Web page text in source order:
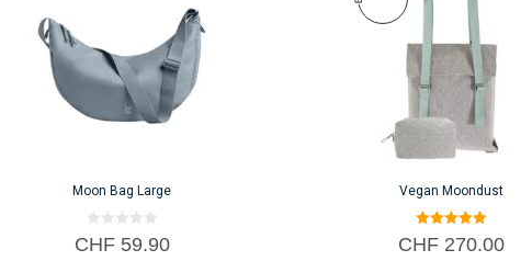
Moon Bag Large
0
v
CHF59.90
Vegan Moondust
5.00
von 5
CHF270.00